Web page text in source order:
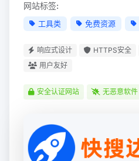
网站标签:
工具类 免费资源
响应式设计 HTTPS安全
用户友好
安全认证网站 无恶意软件